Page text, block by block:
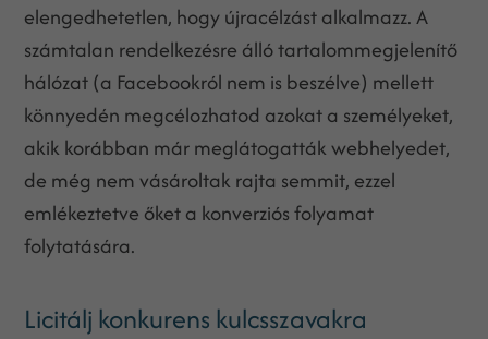
elengedhetetlen, hogy újracélzást alkalmazz. A
számtalan rendelkezésre álló tartalommegjelenítő
hálózat (a Facebookról nem is beszélve) mellett
könnyedén megcélozhatod azokat a személyeket,
akik korábban már meglátogatták webhelyedet,
de még nem vásároltak rajta semmit, ezzel
emlékeztetve őket a konverziós folyamat
folytatására.
Licitálj konkurens kulcsszavakra